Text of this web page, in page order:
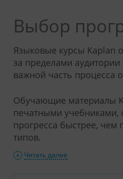
Выбор
Языковые курсы Kaplan
за пределами
важной часть процесса
Обучающие материалы
печатными учебниками,
прогресса быстрее,
типов.
+ Читать далее